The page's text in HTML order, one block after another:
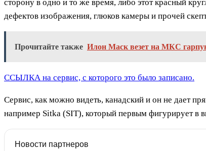
сторону в одно и то же время, либо этот красный
дефектов изображения, глюков камеры и прочей
Прочитайте также Илон Маск везет на МКС
ССЫЛКА на сервис, с которого это было записано.
Сервис, как можно видеть, канадский и он не дает
например Sitka (SIT), который первым фигурирует в
Новости партнеров